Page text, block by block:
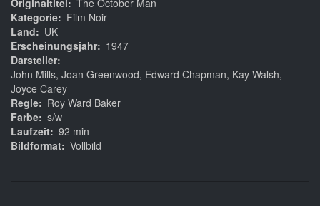
Originaltitel
The October Man
Kategorie
Film Noir
Land
UK
Erscheinungsjahr
1947
Darsteller
John Mills, Joan Greenwood, Edward Chapman, Kay Walsh,
Joyce Carey
Regie
Roy Ward Baker
Farbe s/w
Laufzeit 92 min
Bildformat Vollbild